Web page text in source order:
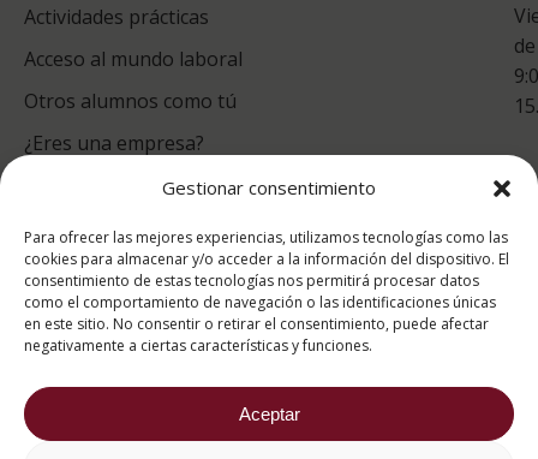
Gestionar consentimiento
Para ofrecer las mejores experiencias, utilizamos tecnologías como las
cookies para almacenar y/o acceder a la información del dispositivo. El
consentimiento de estas tecnologías nos permitirá procesar datos
como el comportamiento de navegación o las identificaciones únicas
en este sitio. No consentir o retirar el consentimiento, puede afectar
negativamente a ciertas características y funciones.
Aceptar
Actividades prácticas
Acceso al mundo laboral
Otros alumnos como tú
¿Eres una empresa?
de
puntuación para ESAH
9.4/10
basado en1331
Valoraciones soportado por
eKomi